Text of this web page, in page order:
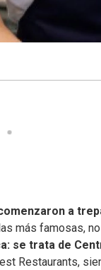
a
más famosas,
se trata de
Restaurants,